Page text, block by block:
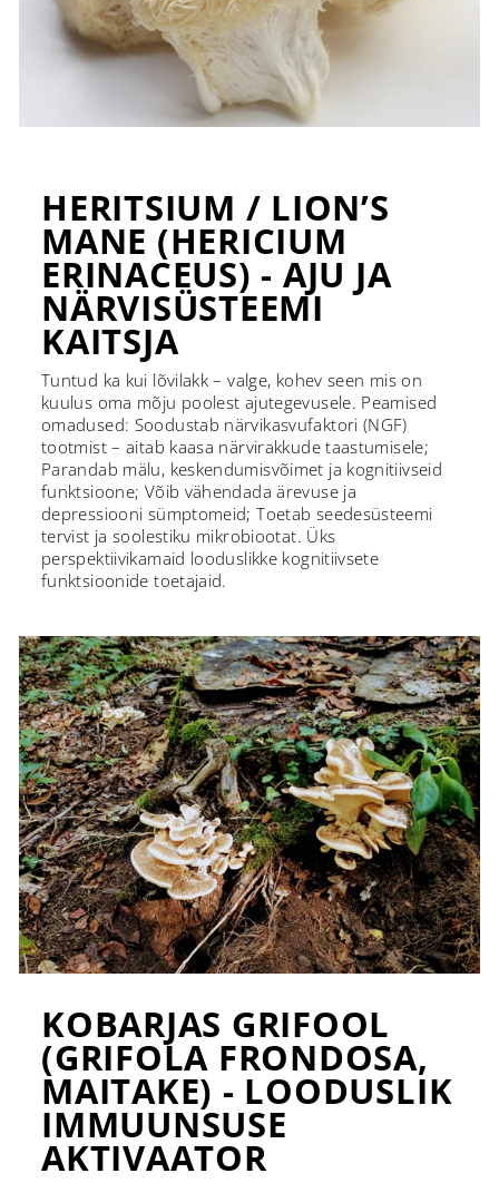
HERITSIUM / LION’S
MANE (HERICIUM
ERINACEUS) - AJU JA
NÄRVISÜSTEEMI
KAITSJA
Tuntud ka kui lõvilakk – valge, kohev seen mis on
kuulus oma mõju poolest ajutegevusele. Peamised
omadused: Soodustab närvikasvufaktori (NGF)
tootmist – aitab kaasa närvirakkude taastumisele;
Parandab mälu, keskendumisvõimet ja kognitiivseid
funktsioone; Võib vähendada ärevuse ja
depressiooni sümptomeid; Toetab seedesüsteemi
tervist ja soolestiku mikrobiootat. Üks
perspektiivikamaid looduslikke kognitiivsete
funktsioonide toetajaid.
KOBARJAS GRIFOOL
(GRIFOLA FRONDOSA,
MAITAKE) - LOODUSLIK
IMMUUNSUSE
AKTIVAATOR